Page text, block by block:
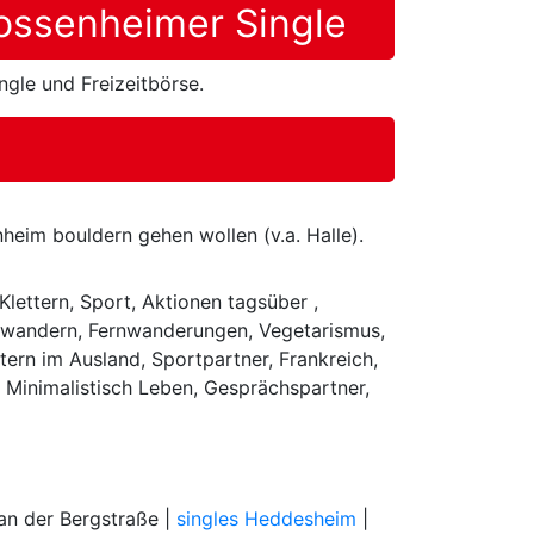
Single
und Freizeitbörse.
bouldern gehen wollen (v.a. Halle).
Sport, Aktionen tagsüber ,
Fernwanderungen, Vegetarismus,
im Ausland, Sportpartner, Frankreich,
Leben, Gesprächspartner,
der Bergstraße | singles Heddesheim